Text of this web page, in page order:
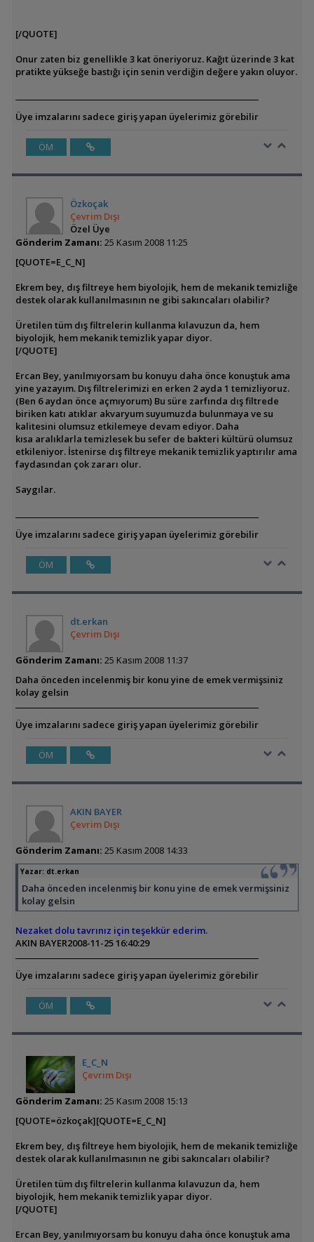
[/QUOTE]
Onur zaten biz genellikle 3 kat öneriyoruz. Kağıt üzerinde 3 kat
pratikte yükseğe bastığı için senin verdiğin değere yakın oluyor.
Üye imzalarını sadece giriş yapan üyelerimiz görebilir
ÖM
Özkoçak
Çevrim Dışı
Özel Üye
Gönderim Zamanı: 25 Kasım 2008 11:25
[QUOTE=E_C_N]
Ekrem bey, dış filtreye hem biyolojik, hem de mekanik temizliğe
destek olarak kullanılmasının ne gibi sakıncaları olabilir?
Üretilen tüm dış filtrelerin kullanma kılavuzun da, hem
biyolojik, hem mekanik temizlik yapar diyor.
[/QUOTE]
Ercan Bey, yanılmıyorsam bu konuyu daha önce konuştuk ama
yine yazayım. Dış filtrelerimizi en erken 2 ayda 1 temizliyoruz.
(Ben 6 aydan önce açmıyorum) Bu süre zarfında dış filtrede
biriken katı atıklar akvaryum suyumuzda bulunmaya ve su
kalitesini olumsuz etkilemeye devam ediyor. Daha
kısa aralıklarla temizlesek bu sefer de bakteri kültürü olumsuz
etkileniyor. İstenirse dış filtreye mekanik temizlik yaptırılır ama
faydasından çok zararı olur.
Saygılar.
Üye imzalarını sadece giriş yapan üyelerimiz görebilir
ÖM
dt.erkan
Çevrim Dışı
Gönderim Zamanı: 25 Kasım 2008 11:37
Daha önceden incelenmiş bir konu yine de emek vermişsiniz
kolay gelsin
Üye imzalarını sadece giriş yapan üyelerimiz görebilir
ÖM
AKIN BAYER
Çevrim Dışı
Gönderim Zamanı: 25 Kasım 2008 14:33
Yazar: dt.erkan
Daha önceden incelenmiş bir konu yine de emek vermişsiniz
kolay gelsin
Nezaket dolu tavrınız için teşekkür ederim.
AKIN BAYER2008-11-25 16:40:29
Üye imzalarını sadece giriş yapan üyelerimiz görebilir
ÖM
E_C_N
Çevrim Dışı
Gönderim Zamanı: 25 Kasım 2008 15:13
[QUOTE=özkoçak][QUOTE=E_C_N]
Ekrem bey, dış filtreye hem biyolojik, hem de mekanik temizliğe
destek olarak kullanılmasının ne gibi sakıncaları olabilir?
Üretilen tüm dış filtrelerin kullanma kılavuzun da, hem
biyolojik, hem mekanik temizlik yapar diyor.
[/QUOTE]
Ercan Bey, yanılmıyorsam bu konuyu daha önce konuştuk ama